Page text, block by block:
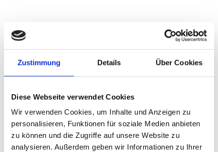
Zustimmung Details Über Cookies
Diese Webseite verwendet Cookies
Wir verwenden Cookies, um Inhalte und Anzeigen zu
personalisieren, Funktionen für soziale Medien anbieten
zu können und die Zugriffe auf unsere Website zu
analysieren. Außerdem geben wir Informationen zu Ihrer